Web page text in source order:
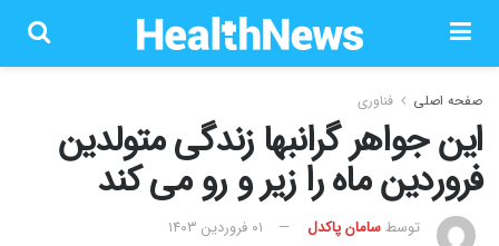
صفحه اصلی فناوری
این جواهر گرانبها زندگی متولدین
فروردین ماه را زیر و رو می کند
توسطسامان پاکدل
۰۱ فروردین ۱۴۰۳